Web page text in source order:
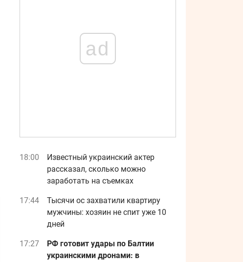
ad
18:00
Известный украинский актер
рассказал, сколько можно
заработать на съемках
17:44
Тысячи ос захватили квартиру
мужчины: хозяин не спит уже 10
дней
17:27
РФ готовит удары по Балтии
украинскими дронами: в